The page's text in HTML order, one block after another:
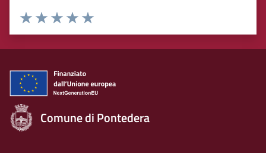
Rating:
Valuta 5 stelle su 5
Valuta 4 stelle su 5
Valuta 3 stelle su 5
Valuta 2 stelle su 5
Valuta 1 stelle su 5
Comune di Pontedera